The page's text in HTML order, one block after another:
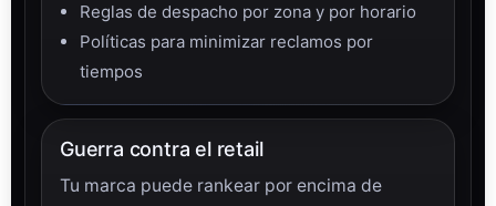
Reglas de despacho por zona y por horario
Políticas para minimizar reclamos por
tiempos
Guerra contra el retail
Tu marca puede rankear por encima de